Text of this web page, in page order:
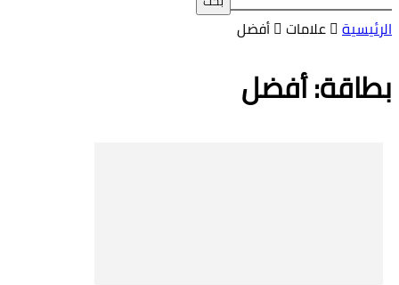
الرئيسية علامات أفضل
بطاقة: أفضل